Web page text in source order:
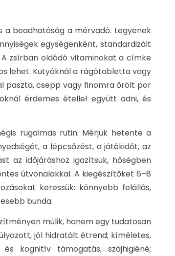
beadhatóság a mérvadó. Legyenek
egységenként, standardizált
zsírban oldódó vitaminokat a címke
lehet. Kutyáknál a rágótabletta vagy
paszta, csepp vagy finomra őrölt por
érdemes étellel együtt adni, és
rugalmas rutin. Mérjük hetente a
a lépcsőzést, a játékidőt, az
az időjáráshoz igazítsuk, hőségben
útvonalakkal. A kiegészítőket 6–8
keressük: könnyebb felállás,
bunda.
múlik, hanem egy tudatosan
jól hidratált étrend; kíméletes,
kognitív támogatás; szájhigiéné;